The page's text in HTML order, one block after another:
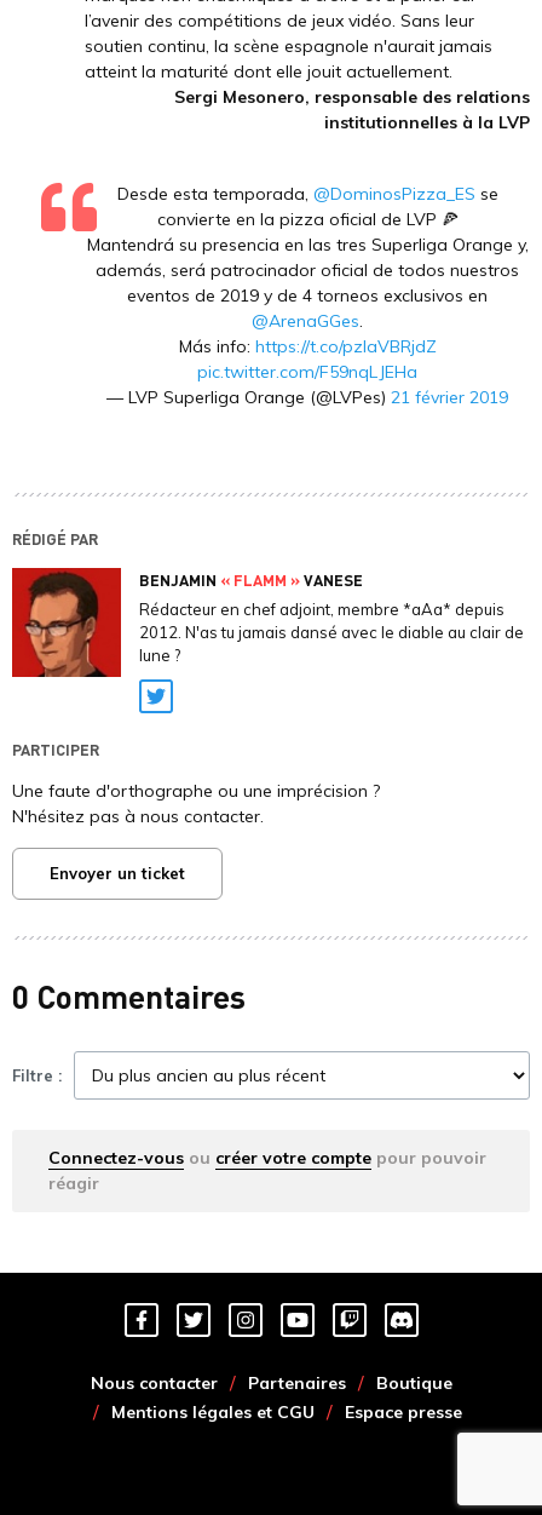
l’avenir des compétitions de jeux vidéo. Sans leur
soutien continu, la scène espagnole n'aurait jamais
atteint la maturité dont elle jouit actuellement.
Sergi Mesonero, responsable des relations
institutionnelles à la LVP
Desde esta temporada, @DominosPizza_ES se
convierte en la pizza oficial de LVP 🍕
Mantendrá su presencia en las tres Superliga Orange y,
además, será patrocinador oficial de todos nuestros
eventos de 2019 y de 4 torneos exclusivos en
@ArenaGGes.
Más info: https://t.co/pzlaVBRjdZ
pic.twitter.com/F59nqLJEHa
— LVP Superliga Orange (@LVPes) 21 février 2019
RÉDIGÉ PAR
BENJAMIN « FLAMM »VANESE
Rédacteur en chef adjoint, membre *aAa* depuis
2012. N'as tu jamais dansé avec le diable au clair de
lune ?
Twitter
PARTICIPER
Une faute d'orthographe ou une imprécision ?
N'hésitez pas à nous contacter.
Envoyer un ticket
0 Commentaires
Filtre :
Connectez-vous ou créer votre compte pour pouvoir
réagir
Nous contacter Partenaires
Boutique
Mentions légales et CGU
Espace presse